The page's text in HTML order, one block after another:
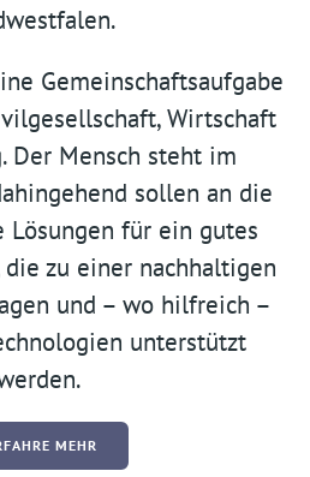
Gemeinschaftsaufgabe
Wirtschaft
Der Mensch steht im
sollen an die
Lösungen für ein gutes
die zu einer nachhaltigen
und – wo hilfreich –
unterstützt
MEHR